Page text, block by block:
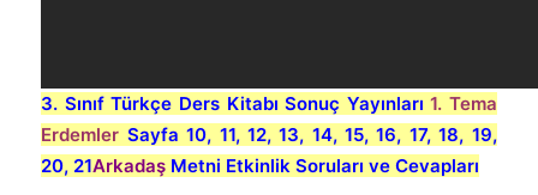
3. Sınıf Türkçe Ders Kitabı Sonuç Yayınları1. Tema
Erdemler Sayfa 10, 11, 12, 13, 14, 15, 16, 17, 18, 19,
20, 21Arkadaş Metni Etkinlik Soruları ve Cevapları